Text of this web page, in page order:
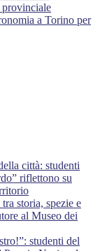
provinciale
a Torino per
città: studenti
riflettono su
storia, spezie e
al Museo dei
studenti del